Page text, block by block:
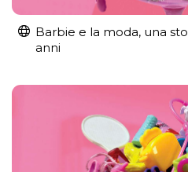
Barbie e la moda, una
anni